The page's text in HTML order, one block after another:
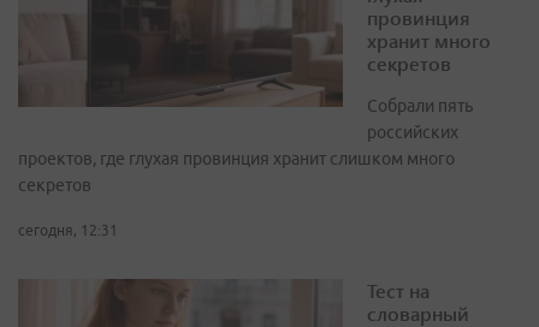
провинция
хранит много
секретов
Собрали пять
российских
проектов, где глухая провинция хранит слишком много
секретов
сегодня, 12:31
Тест на
словарный